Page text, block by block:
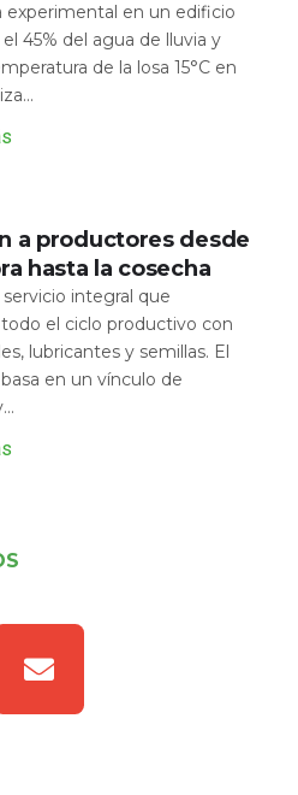
experimental en un edificio
45% del agua de lluvia y
de la losa 15°C en
a productores desde
hasta la cosecha
integral que
el ciclo productivo con
lubricantes y semillas. El
en un vínculo de